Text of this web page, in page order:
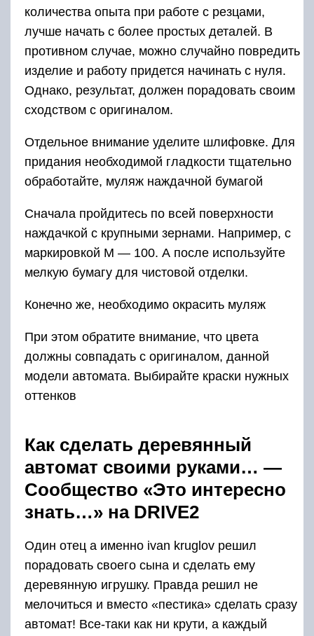
количества опыта при работе с резцами,
лучше начать с более простых деталей. В
противном случае, можно случайно повредить
изделие и работу придется начинать с нуля.
Однако, результат, должен порадовать своим
сходством с оригиналом.
Отдельное внимание уделите шлифовке. Для
придания необходимой гладкости тщательно
обработайте, муляж наждачной бумагой
Сначала пройдитесь по всей поверхности
наждачкой с крупными зернами. Например, с
маркировкой М — 100. А после используйте
мелкую бумагу для чистовой отделки.
Конечно же, необходимо окрасить муляж
При этом обратите внимание, что цвета
должны совпадать с оригиналом, данной
модели автомата. Выбирайте краски нужных
оттенков
Как сделать деревянный
автомат своими руками… —
Сообщество «Это интересно
знать…» на DRIVE2
Один отец а именно ivan kruglov решил
порадовать своего сына и сделать ему
деревянную игрушку. Правда решил не
мелочиться и вместо «пестика» сделать сразу
автомат! Все-таки как ни крути, а каждый